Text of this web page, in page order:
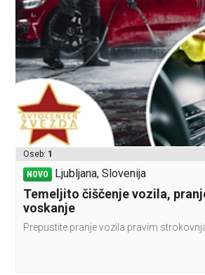
Oseb: 1
NOVO Ljubljana, Slovenija
Temeljito čiščenje vozila,
voskanje
Prepustite pranje vozila pravim